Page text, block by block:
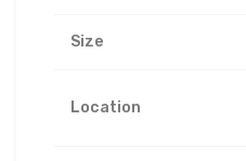
Size
Location